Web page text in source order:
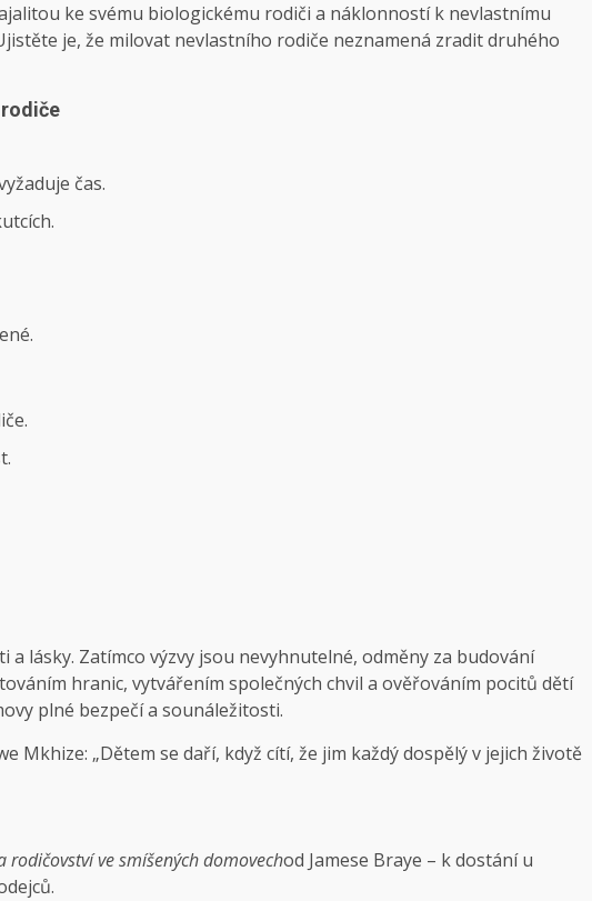
ke svému biologickému rodiči a náklonností k nevlastnímu
je, že milovat nevlastního rodiče neznamená zradit druhého
čas.
lásky. Zatímco výzvy jsou nevyhnutelné, odměny za budování
hranic, vytvářením společných chvil a ověřováním pocitů dětí
plné bezpečí a sounáležitosti.
Mkhize: „Dětem se daří, když cítí, že jim každý dospělý v jejich životě
ve smíšených domovechod Jamese Braye – k dostání u